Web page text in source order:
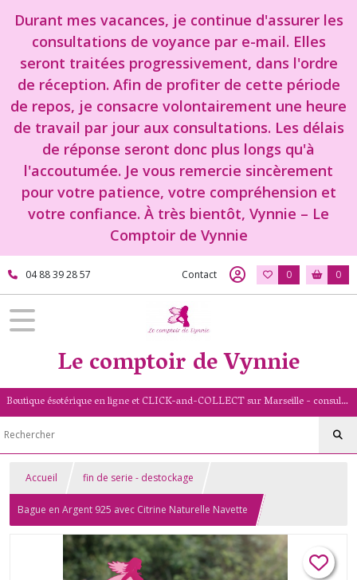
Durant mes vacances, je continue d'assurer les
consultations de voyance par e-mail. Elles
seront traitées progressivement, dans l'ordre
de réception. Afin de profiter de cette période
de repos, je consacre volontairement une heure
de travail par jour aux consultations. Les délais
de réponse seront donc plus longs qu'à
l'accoutumée. Je vous remercie sincèrement
pour votre patience, votre compréhension et
votre confiance. À très bientôt, Vynnie – Le
Comptoir de Vynnie
04 88 39 28 57 Contact 0 0
Le comptoir de Vynnie
Boutique ésotérique en ligne et CLICK-and-COLLECT sur Marseille - consultation de voyance par mail - livret numérologique (13/PACA)
Accueil fin de serie - destockage
Bague en Argent 925 avec Citrine Naturelle Navette